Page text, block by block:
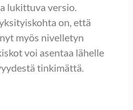
lukittuva versio.
on, että
myös nivelletyn
voi asentaa lähelle
tinkimättä.